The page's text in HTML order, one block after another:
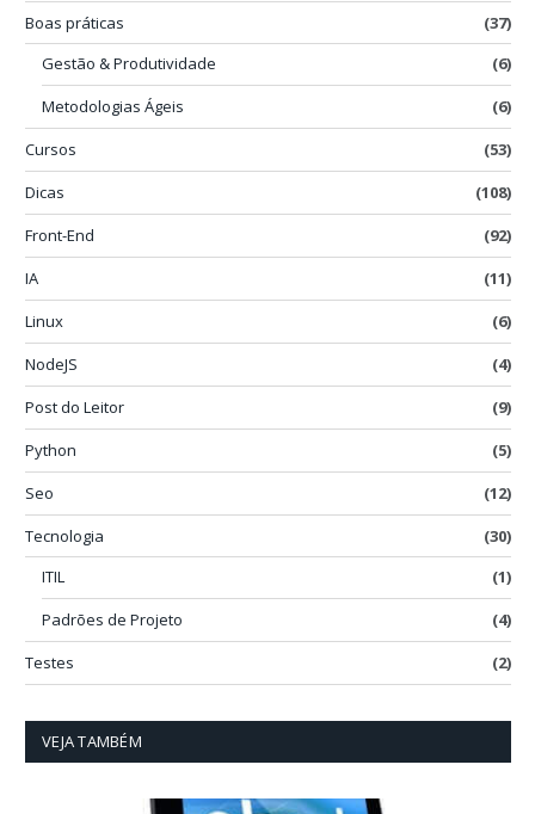
Boas práticas
(37)
Gestão & Produtividade
(6)
Metodologias Ágeis
(6)
Cursos
(53)
Dicas
(108)
Front-End
(92)
IA
(11)
Linux
(6)
NodeJS
(4)
Post do Leitor
(9)
Python
(5)
Seo
(12)
Tecnologia
(30)
ITIL
(1)
Padrões de Projeto
(4)
Testes
(2)
VEJA TAMBÉM